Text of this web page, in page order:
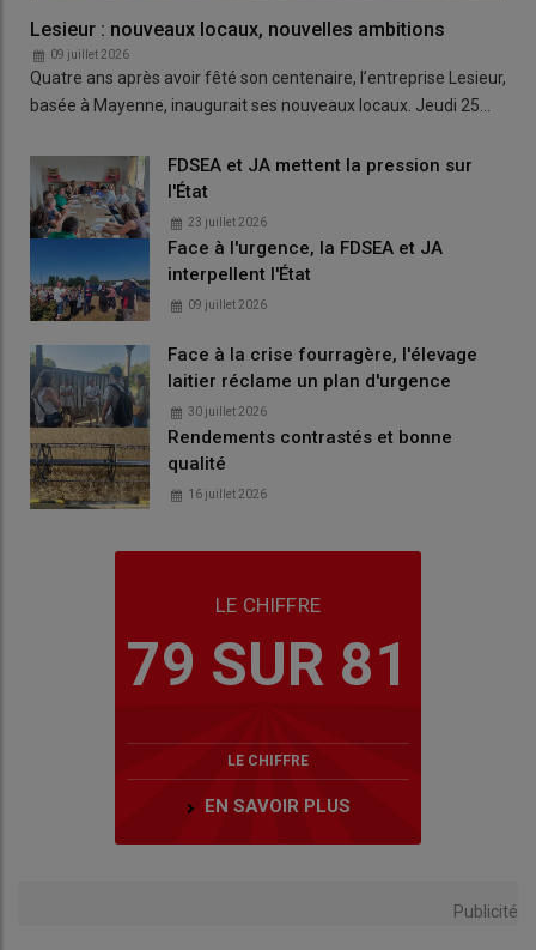
Lesieur : nouveaux locaux, nouvelles ambitions
09 juillet 2026
Quatre ans après avoir fêté son centenaire, l’entreprise Lesieur,
basée à Mayenne, inaugurait ses nouveaux locaux. Jeudi 25…
FDSEA et JA mettent la pression sur
l'État
23 juillet 2026
Face à l'urgence, la FDSEA et JA
interpellent l'État
09 juillet 2026
Face à la crise fourragère, l'élevage
laitier réclame un plan d'urgence
30 juillet 2026
Rendements contrastés et bonne
qualité
16 juillet 2026
LE CHIFFRE
79 SUR 81
LE CHIFFRE
EN SAVOIR PLUS
Publicité